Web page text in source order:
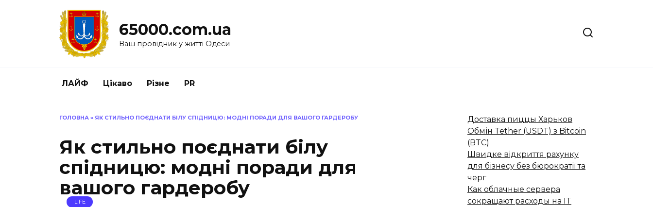
65000.com.ua
Ваш провідник у житті Одеси
ЛАЙФ Цікаво Різне PR
ГОЛОВНА » ЯК СТИЛЬНО ПОЄДНАТИ БІЛУ СПІДНИЦЮ: МОДНІ ПОРАДИ ДЛЯ ВАШОГО ГАРДЕРОБУ
Як стильно поєднати білу
спідницю: модні поради для
вашого гардеробу
LIFE
Доставка пиццы Харьков
Обмін Tether (USDT) з Bitcoin
(BTC)
Швидке відкриття рахунку
для бізнесу без бюрократії та
черг
Как облачные сервера
сокращают расходы на IT